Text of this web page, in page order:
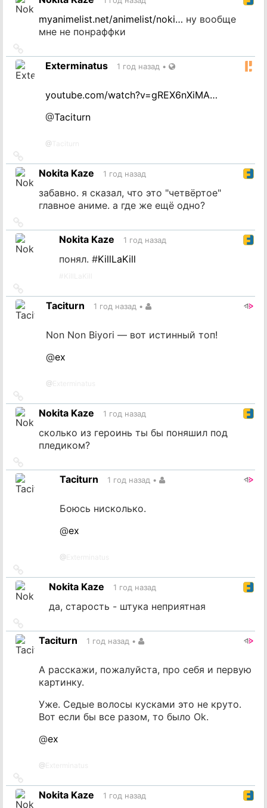
источник
myanimelist.net/animelist/noki… ну вообще
мне не понраффки
на
источникExterminatus 1 год назад •
youtube.com/watch?v=gREX6nXiMA…
@Taciturn
@
на
источник
Nokita Kaze 1 год назад
забавно. я сказал, что это "четвёртое"
главное аниме. а где же ещё одно?
на
источникNokita Kaze 1 год назад
понял. #KillLaKill
на
источникTaciturn 1 год назад •
Non Non Biyori — вот истинный топ!
@ex
@
на
источник
Nokita Kaze 1 год назад
сколько из героинь ты бы поняшил под
пледиком?
на
источник Taciturn 1 год назад •
Боюсь нисколько.
@ex
@
на
источникNokita Kaze 1 год назад
да, старость - штука неприятная
на
источник
Taciturn 1 год назад •
А расскажи, пожалуйста, про себя и первую
картинку.
Уже. Седые волосы кусками это не круто.
Вот если бы все разом, то было Ok.
@ex
@
на
источник
Nokita Kaze 1 год назад